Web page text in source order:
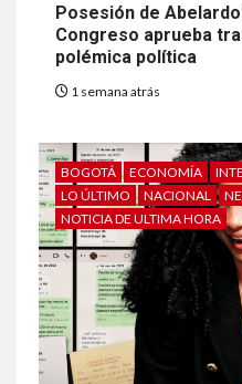
Posesión de
Congreso aprueba
polémica política
1 semana atrás
BOGOTÁ ECONOMÍA
LO ÚLTIMO
NACIONAL
NOTICIA DE ULTIMA HORA